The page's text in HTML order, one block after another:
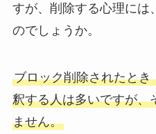
すが、削除する心理には
のでしょうか。
ブロック削除されたと
釈する人は多いですが、
ません。